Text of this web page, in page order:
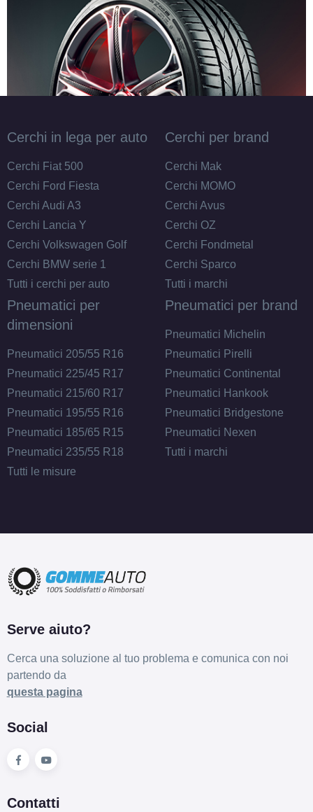
Cerchi in lega per auto
Cerchi Fiat 500
Cerchi Ford Fiesta
Cerchi Audi A3
Cerchi Lancia Y
Cerchi Volkswagen Golf
Cerchi BMW serie 1
Tutti i cerchi per auto
Cerchi per brand
Cerchi Mak
Cerchi MOMO
Cerchi Avus
Cerchi OZ
Cerchi Fondmetal
Cerchi Sparco
Tutti i marchi
Pneumatici per
dimensioni
Pneumatici 205/55 R16
Pneumatici 225/45 R17
Pneumatici 215/60 R17
Pneumatici 195/55 R16
Pneumatici 185/65 R15
Pneumatici 235/55 R18
Tutti le misure
Pneumatici per brand
Pneumatici Michelin
Pneumatici Pirelli
Pneumatici Continental
Pneumatici Hankook
Pneumatici Bridgestone
Pneumatici Nexen
Tutti i marchi
Serve aiuto?
Cerca una soluzione al tuo problema e comunica con noi
partendo da
questa pagina
Social
Contatti